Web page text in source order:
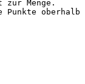
Menge.
oberhalb